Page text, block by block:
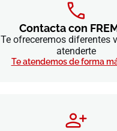
Contacta con
Te ofreceremos diferentes
atenderte
Te atendemos de forma